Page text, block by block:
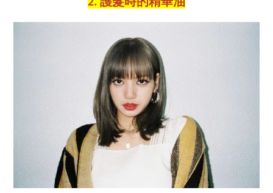
2. 護髮時的精華油